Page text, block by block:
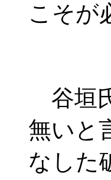
こそが
谷垣
無いと
なした